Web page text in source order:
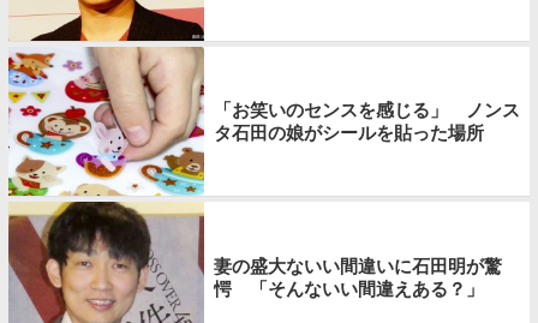
「お笑いのセンスを感じる」 ノンス
タ石田の娘がシールを貼った場所
妻の盛大ないい間違いに石田明が驚
愕 「そんないい間違えある？」